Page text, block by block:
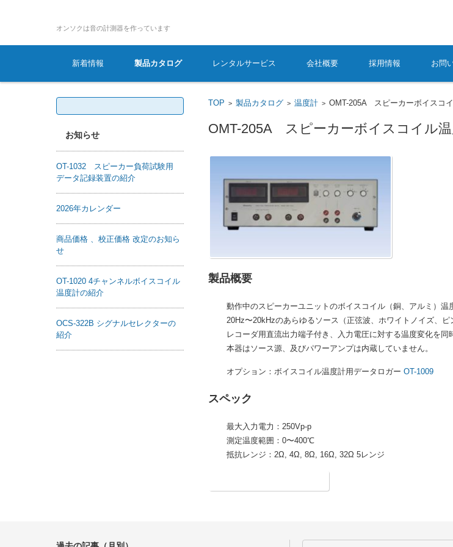
コンテンツに移動
新着情報
製品カタログ レンタルサービス 会社概要 採用情報 お問
TOP > 製品カタログ> 温度計> OMT-205A スピーカーボイスコ
OMT-205A スピーカーボイスコイル
製品概要
動作中のスピーカーユニットのボイスコイル（銅、アルミ）温
20Hz〜20kHzのあらゆるソース（正弦波、ホワイトノイズ、ピ
レコーダ用直流出力端子付き、入力電圧に対する温度変化を同
本器はソース源、及びパワーアンプは内蔵していません。
オプション：ボイスコイル温度計用データロガー OT-1009
スペック
最大入力電力：250Vp-p
測定温度範囲：0〜400℃
抵抗レンジ：2Ω, 4Ω, 8Ω, 16Ω, 32Ω 5レンジ
検
お知らせ
OT-1032 スピーカー負荷試験用
データ記録装置の紹介
2026年カレンダー
商品価格 、校正価格 改定のお知ら
せ
OT-1020 4チャンネルボイスコイル
温度計の紹介
OCS-322B シグナルセレクターの
紹介